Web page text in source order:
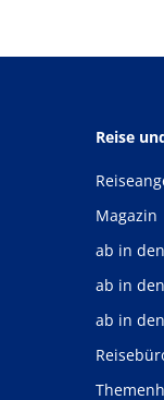
Reise
Magazin
ab in
ab in
ab in